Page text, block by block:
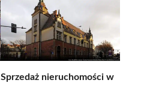
Sprzedaż nieruchomości w